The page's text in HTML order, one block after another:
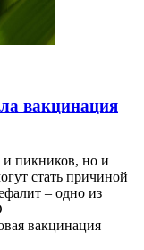
вакцинация
и пикников, но и
стать причиной
– одно из
вакцинация